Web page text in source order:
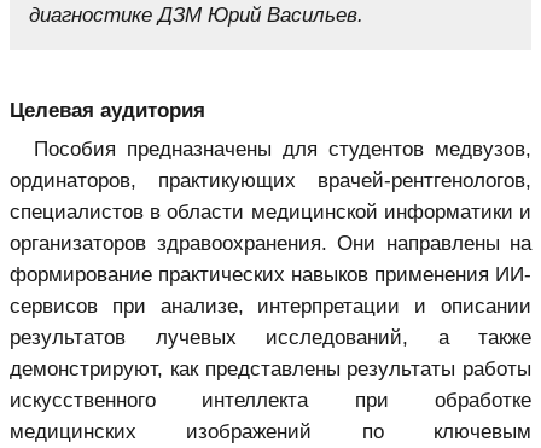
диагностике ДЗМ Юрий Васильев.
Целевая аудитория
Пособия предназначены для студентов медвузов,
ординаторов, практикующих врачей-рентгенологов,
специалистов в области медицинской информатики и
организаторов здравоохранения. Они направлены на
формирование практических навыков применения ИИ-
сервисов при анализе, интерпретации и описании
результатов лучевых исследований, а также
демонстрируют, как представлены результаты работы
искусственного интеллекта при обработке
медицинских изображений по ключевым